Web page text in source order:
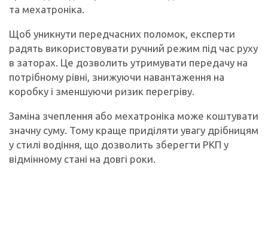
та мехатроніка.
Щоб уникнути передчасних поломок, експерти
радять використовувати ручний режим під час руху
в заторах. Це дозволить утримувати передачу на
потрібному рівні, знижуючи навантаження на
коробку і зменшуючи ризик перегріву.
Заміна зчеплення або мехатроніка може коштувати
значну суму. Тому краще приділяти увагу дрібницям
у стилі водіння, що дозволить зберегти РКП у
відмінному стані на довгі роки.